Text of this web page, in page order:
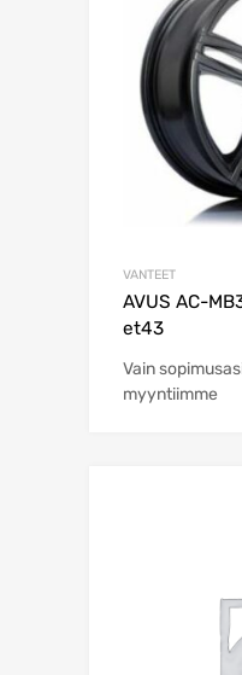
VANTEET
AVUS AC-
et43
Vain
myyntiimme